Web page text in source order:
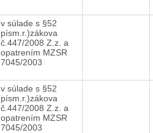
v súlade s §52
písm.r.)zákova
č.447/2008 Z.z. a
opatrením MZSR
7045/2003
v súlade s §52
písm.r.)zákova
č.447/2008 Z.z. a
opatrením MZSR
7045/2003